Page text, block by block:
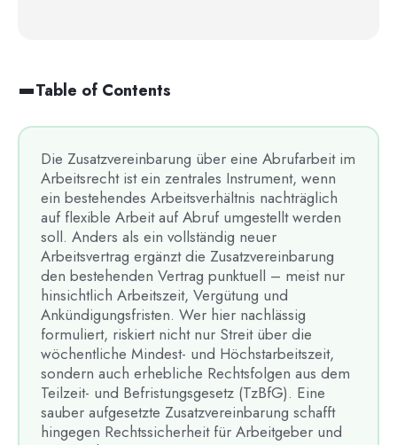
Die Zusatzvereinbarung über eine Abrufarbeit im
Arbeitsrecht ist ein zentrales Instrument, wenn
ein bestehendes Arbeitsverhältnis nachträglich
auf flexible Arbeit auf Abruf umgestellt werden
soll. Anders als ein vollständig neuer
Arbeitsvertrag ergänzt die Zusatzvereinbarung
den bestehenden Vertrag punktuell – meist nur
hinsichtlich Arbeitszeit, Vergütung und
Ankündigungsfristen. Wer hier nachlässig
formuliert, riskiert nicht nur Streit über die
wöchentliche Mindest- und Höchstarbeitszeit,
sondern auch erhebliche Rechtsfolgen aus dem
Teilzeit- und Befristungsgesetz (TzBfG). Eine
sauber aufgesetzte Zusatzvereinbarung schafft
hingegen Rechtssicherheit für Arbeitgeber und
Table of Contents